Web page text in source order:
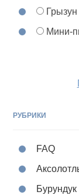
Грызун
Мини-
РУБРИКИ
FAQ
Бурундук